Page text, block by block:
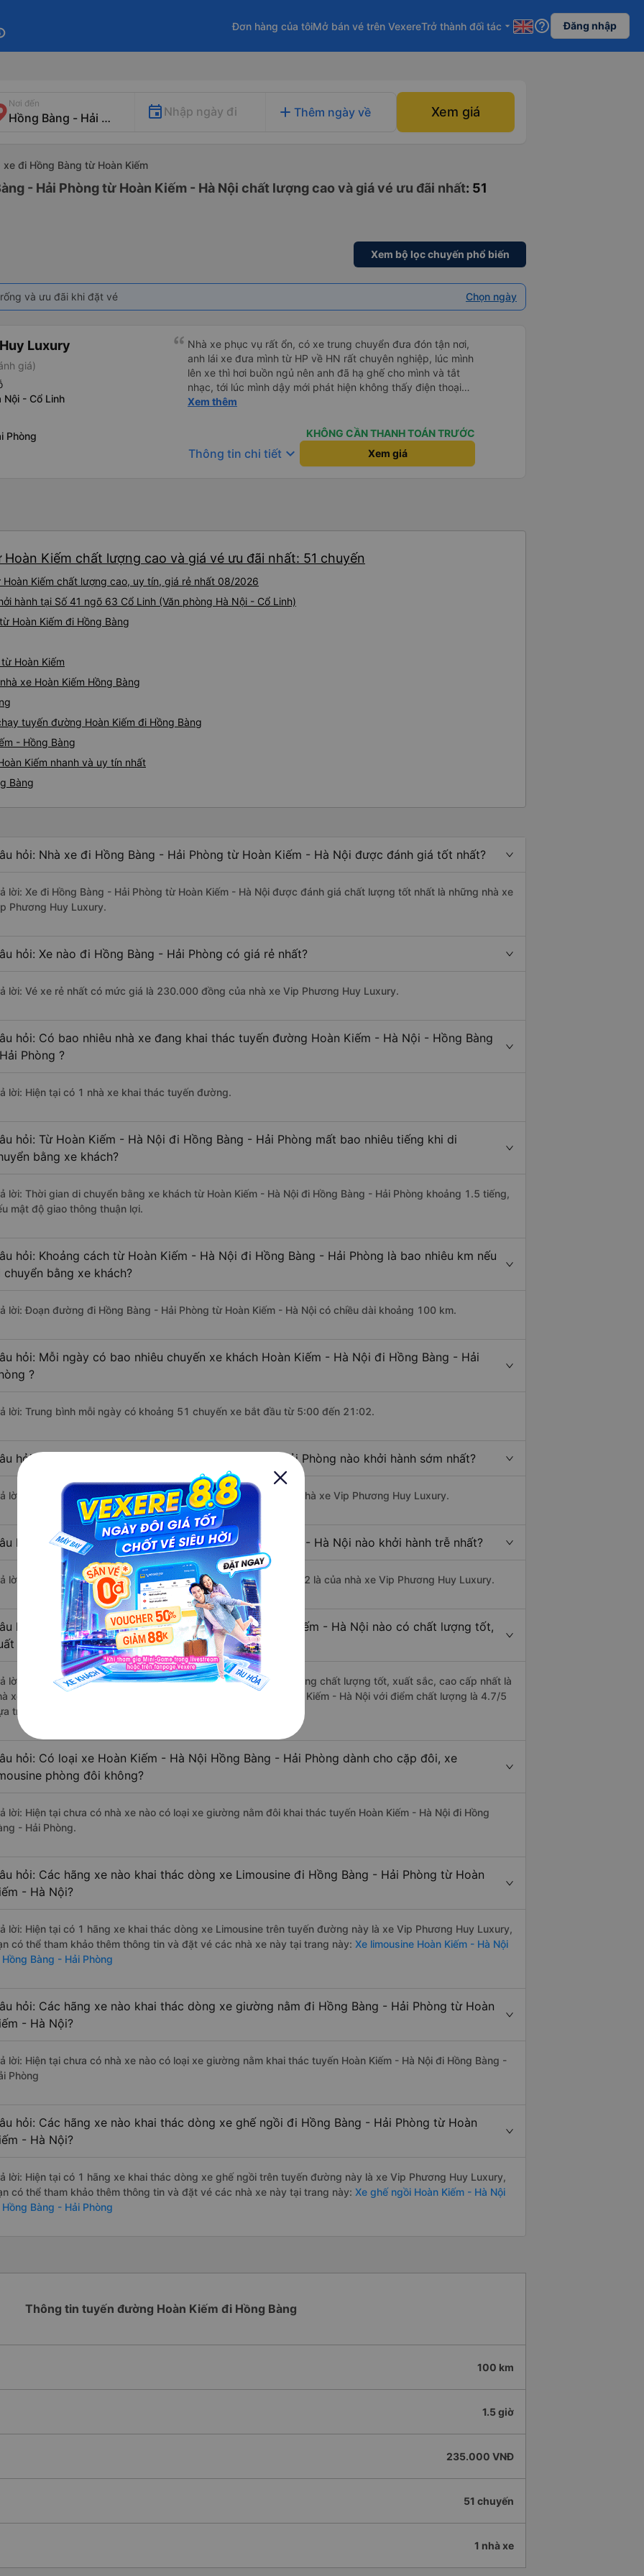
Đơn hàng của tôiMở bán vé trên VexereTrở thành đối tác arrow_drop_down help_outline Đăng nhập
Nơi đến
Nhập ngày đi add Thêm ngày về Xem giá
xe đi Hồng Bàng từ Hoàn Kiếm
- Hải Phòng từ Hoàn Kiếm - Hà Nội chất lượng cao và giá vé ưu đãi nhất: 51
Xem bộ lọc chuyến phổ biến
và ưu đãi khi đặt vé Chọn ngày
Luxury
giá)
Nội - Cổ Linh
Phòng
Nhà xe phục vụ rất ổn, có xe trung chuyển đưa đón tận nơi,
anh lái xe đưa mình từ HP về HN rất chuyên nghiệp, lúc mình
lên xe thì hơi buồn ngủ nên anh đã hạ ghế cho mình và tắt
nhạc, tới lúc mình dậy mới phát hiện không thấy điện thoại
thì anh đã ngay lập tức gọi xe trung chuyển để tìm điện thoại
đó. Cảm ơn anh và nhà xe rất nhiều. 1000 sao ạ.
Xem thêm
KHÔNG CẦN THANH TOÁN TRƯỚC
Thông tin chi tiết keyboard_arrow_down Xem giá
Kiếm chất lượng cao và giá vé ưu đãi nhất: 51 chuyến
Kiếm chất lượng cao, uy tín, giá rẻ nhất 08/2026
hành tại Số 41 ngõ 63 Cổ Linh (Văn phòng Hà Nội - Cổ Linh)
Hoàn Kiếm đi Hồng Bàng
Hoàn Kiếm
xe Hoàn Kiếm Hồng Bàng
tuyến đường Hoàn Kiếm đi Hồng Bàng
- Hồng Bàng
Kiếm nhanh và uy tín nhất
Bàng
hỏi: Nhà xe đi Hồng Bàng - Hải Phòng từ Hoàn Kiếm - Hà Nội được đánh giá tốt nhất?
lời: Xe đi Hồng Bàng - Hải Phòng từ Hoàn Kiếm - Hà Nội được đánh giá chất lượng tốt nhất là những nhà xe
Phương Huy Luxury.
hỏi: Xe nào đi Hồng Bàng - Hải Phòng có giá rẻ nhất?
lời: Vé xe rẻ nhất có mức giá là 230.000 đồng của nhà xe Vip Phương Huy Luxury.
hỏi: Có bao nhiêu nhà xe đang khai thác tuyến đường Hoàn Kiếm - Hà Nội - Hồng Bàng
Phòng ?
lời: Hiện tại có 1 nhà xe khai thác tuyến đường.
hỏi: Từ Hoàn Kiếm - Hà Nội đi Hồng Bàng - Hải Phòng mất bao nhiêu tiếng khi di
bằng xe khách?
lời: Thời gian di chuyển bằng xe khách từ Hoàn Kiếm - Hà Nội đi Hồng Bàng - Hải Phòng khoảng 1.5 tiếng,
mật độ giao thông thuận lợi.
hỏi: Khoảng cách từ Hoàn Kiếm - Hà Nội đi Hồng Bàng - Hải Phòng là bao nhiêu km nếu
chuyển bằng xe khách?
lời: Đoạn đường đi Hồng Bàng - Hải Phòng từ Hoàn Kiếm - Hà Nội có chiều dài khoảng 100 km.
hỏi: Mỗi ngày có bao nhiêu chuyến xe khách Hoàn Kiếm - Hà Nội đi Hồng Bàng - Hải
?
lời: Trung bình mỗi ngày có khoảng 51 chuyến xe bắt đầu từ 5:00 đến 21:02.
hỏi: Nhà xe đi Hoàn Kiếm - Hà Nội Hồng Bàng - Hải Phòng nào khởi hành sớm nhất?
lời: Chuyến xe có giờ xuất phát sớm nhất vào lúc 5:00 là của nhà xe Vip Phương Huy Luxury.
hỏi: Nhà xe đi Hồng Bàng - Hải Phòng từ Hoàn Kiếm - Hà Nội nào khởi hành trễ nhất?
lời: Chuyến xe có giờ xuất phát trễ (muộn) nhất là vào lúc 21:02 là của nhà xe Vip Phương Huy Luxury.
hỏi: Review xe đi Hồng Bàng - Hải Phòng từ Hoàn Kiếm - Hà Nội nào có chất lượng tốt,
sắc, cao cấp nhất?
lời: Những hãng xe đi Hoàn Kiếm - Hà Nội Hồng Bàng - Hải Phòng chất lượng tốt, xuất sắc, cao cấp nhất là
xe Vip Phương Huy Luxury đi Hồng Bàng - Hải Phòng từ Hoàn Kiếm - Hà Nội với điểm chất lượng là 4.7/5
trên 234 đánh giá của khách hàng).
hỏi: Có loại xe Hoàn Kiếm - Hà Nội Hồng Bàng - Hải Phòng dành cho cặp đôi, xe
phòng đôi không?
lời: Hiện tại chưa có nhà xe nào có loại xe giường nằm đôi khai thác tuyến Hoàn Kiếm - Hà Nội đi Hồng
- Hải Phòng.
hỏi: Các hãng xe nào khai thác dòng xe Limousine đi Hồng Bàng - Hải Phòng từ Hoàn
- Hà Nội?
lời: Hiện tại có 1 hãng xe khai thác dòng xe Limousine trên tuyến đường này là xe Vip Phương Huy Luxury,
có thể tham khảo thêm thông tin và đặt vé các nhà xe này tại trang này: Xe limousine Hoàn Kiếm - Hà Nội
Bàng - Hải Phòng
hỏi: Các hãng xe nào khai thác dòng xe giường nằm đi Hồng Bàng - Hải Phòng từ Hoàn
- Hà Nội?
lời: Hiện tại chưa có nhà xe nào có loại xe giường nằm khai thác tuyến Hoàn Kiếm - Hà Nội đi Hồng Bàng -
Phòng
hỏi: Các hãng xe nào khai thác dòng xe ghế ngồi đi Hồng Bàng - Hải Phòng từ Hoàn
- Hà Nội?
lời: Hiện tại có 1 hãng xe khai thác dòng xe ghế ngồi trên tuyến đường này là xe Vip Phương Huy Luxury,
có thể tham khảo thêm thông tin và đặt vé các nhà xe này tại trang này: Xe ghế ngồi Hoàn Kiếm - Hà Nội
Bàng - Hải Phòng
Thông tin tuyến đường Hoàn Kiếm đi Hồng Bàng
100 km
1.5 giờ
235.000 VNĐ
51 chuyến
1 nhà xe